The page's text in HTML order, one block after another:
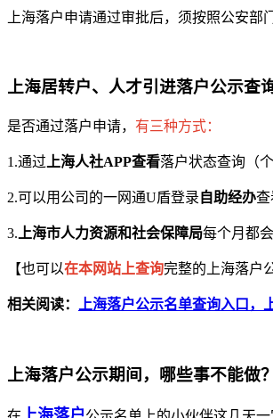
上海落户申请通过审批后，须按照公安部
上海居转户、人才引进落户公示查
是否通过落户申请， 有三种方式：
1.通过 上海人社APP查看落户状态查询（个
2.可以用公司的一网通U盾登录 自助经办查
3. 上海市人力资源和社会保障局每个月都
【也可以在本网站上查询完整的上海落户
相关阅读： 上海落户公示名单查询入口，
上海落户公示期间，哪些事不能做？